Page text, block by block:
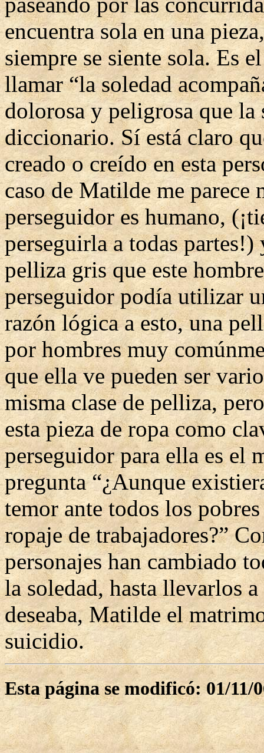
encuentra sola en una
siempre se siente sola. Es
llamar “la soledad
dolorosa y peligrosa que la
diccionario. Sí está claro
creado o creído en esta
caso de Matilde me parece
perseguidor es humano,
perseguirla a todas
pelliza gris que este
perseguidor podía utilizar
razón lógica a esto, una
por hombres muy
que ella ve pueden ser
misma clase de pelliza,
esta pieza de ropa como
perseguidor para ella es el
pregunta “¿Aunque
temor ante todos los
ropaje de trabajadores?”
personajes han cambiado
la soledad, hasta llevarlos
deseaba, Matilde el
suicidio.
Esta página se modificó: 01/11/